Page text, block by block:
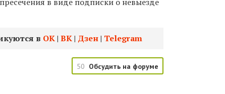
в ОК| ВК| Дзен| Telegram
50 Обсудить на форуме